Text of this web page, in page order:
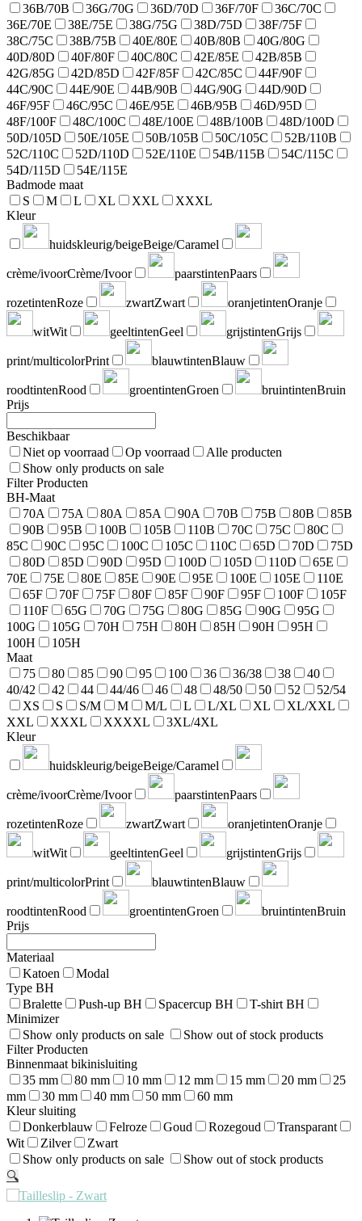
36B/70B
36G/70G 36D/70D 36F/70F
36C/70C
36E/70E
38E/75E 38G/75G 38D/75D
38F/75F
38C/75C
38B/75B 40E/80E 40B/80B
40G/80G
40D/80D
40F/80F 40C/80C 42E/85E
42B/85B
42G/85G
42D/85D 42F/85F 42C/85C
44F/90F
44C/90C
44E/90E 44B/90B 44G/90G
44D/90D
46F/95F
46C/95C 46E/95E 46B/95B
46D/95D
48F/100F
48C/100C 48E/100E 48B/100B
48D/100D
50D/105D
50E/105E 50B/105B 50C/105C
52B/110B
52C/110C
52D/110D 52E/110E 54B/115B
54C/115C
54D/115D
54E/115E
Badmode maat
S
M L XL XXL
XXXL
Kleur
huidskleurig/beigeBeige/Caramel
crème/ivoorCrème/Ivoor paarstintenPaars
rozetintenRoze zwartZwart oranjetintenOranje
witWit geeltintenGeel grijstintenGrijs
print/multicolorPrint blauwtintenBlauw
roodtintenRood groentintenGroen bruintintenBruin
Prijs
Beschikbaar
Niet op voorraad
Op voorraad
Alle producten
Show only products on sale
Filter Producten
BH-Maat
70A
75A 80A 85A 90A 70B 75B 80B
85B
90B
95B 100B 105B 110B 70C 75C
80C
85C
90C 95C 100C 105C 110C 65D 70D
75D
80D
85D 90D 95D 100D 105D 110D
65E
70E
75E 80E 85E 90E 95E 100E 105E
110E
65F
70F 75F 80F 85F 90F 95F 100F
105F
110F
65G 70G 75G 80G 85G 90G
95G
100G
105G 70H 75H 80H 85H 90H
95H
100H
105H
Maat
75
80 85 90 95 100 36 36/38 38
40
40/42
42 44 44/46 46 48 48/50 50 52
52/54
XS
S S/M M M/L L L/XL XL
XL/XXL
XXL
XXXL XXXXL
3XL/4XL
Kleur
huidskleurig/beigeBeige/Caramel
crème/ivoorCrème/Ivoor paarstintenPaars
rozetintenRoze zwartZwart oranjetintenOranje
witWit geeltintenGeel grijstintenGrijs
print/multicolorPrint blauwtintenBlauw
roodtintenRood groentintenGroen bruintintenBruin
Prijs
Materiaal
Katoen
Modal
Type BH
Bralette
Push-up BH Spacercup BH
T-shirt BH
Minimizer
Show only products on sale
Show out of stock products
Filter Producten
Binnenmaat bikinisluiting
35 mm
80 mm 10 mm 12 mm 15 mm 20 mm
25
mm
30 mm 40 mm 50 mm
60 mm
Kleur sluiting
Donkerblauw
Felroze Goud Rozegoud
Transparant
Wit
Zilver
Zwart
Show only products on sale
Show out of stock products
🔍